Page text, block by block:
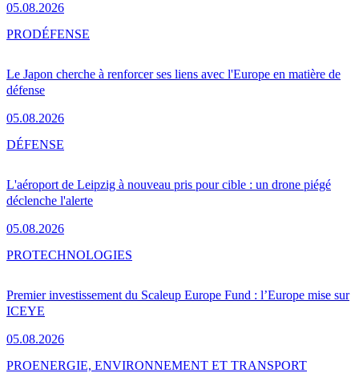
05.08.2026
Le Japon cherche à renforcer ses liens avec l'Europe en matière de
défense
05.08.2026
PRODÉFENSE
L'aéroport de Leipzig à nouveau pris pour cible : un drone piégé
déclenche l'alerte
05.08.2026
DÉFENSE
Premier investissement du Scaleup Europe Fund : l’Europe mise sur
ICEYE
05.08.2026
PROTECHNOLOGIES
PROENERGIE, ENVIRONNEMENT ET TRANSPORT